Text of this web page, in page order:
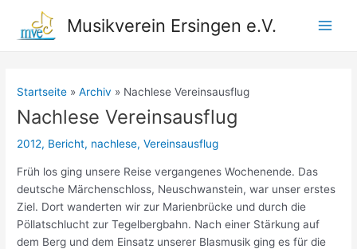
springen
Musikverein Ersingen e.V.
Startseite Archiv Nachlese Vereinsausflug
Nachlese Vereinsausflug
2012, Bericht, nachlese,Vereinsausflug
Früh los ging unsere Reise vergangenes Wochenende. Das
deutsche Märchenschloss, Neuschwanstein, war unser erstes
Ziel. Dort wanderten wir zur Marienbrücke und durch die
Pöllatschlucht zur Tegelbergbahn. Nach einer Stärkung auf
dem Berg und dem Einsatz unserer Blasmusik ging es für die